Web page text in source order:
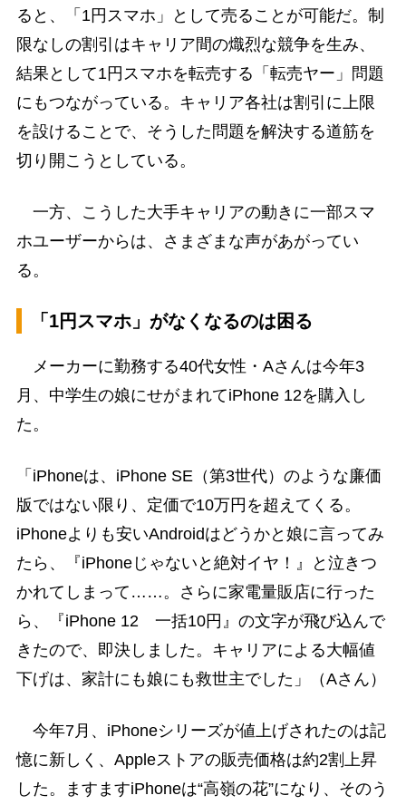
ると、「1円スマホ」として売ることが可能だ。制
限なしの割引はキャリア間の熾烈な競争を生み、
結果として1円スマホを転売する「転売ヤー」問題
にもつながっている。キャリア各社は割引に上限
を設けることで、そうした問題を解決する道筋を
切り開こうとしている。
一方、こうした大手キャリアの動きに一部スマ
ホユーザーからは、さまざまな声があがってい
る。
「1円スマホ」がなくなるのは困る
メーカーに勤務する40代女性・Aさんは今年3
月、中学生の娘にせがまれてiPhone 12を購入し
た。
「iPhoneは、iPhone SE（第3世代）のような廉価
版ではない限り、定価で10万円を超えてくる。
iPhoneよりも安いAndroidはどうかと娘に言ってみ
たら、『iPhoneじゃないと絶対イヤ！』と泣きつ
かれてしまって……。さらに家電量販店に行った
ら、『iPhone 12 一括10円』の文字が飛び込んで
きたので、即決しました。キャリアによる大幅値
下げは、家計にも娘にも救世主でした」（Aさん）
今年7月、iPhoneシリーズが値上げされたのは記
憶に新しく、Appleストアの販売価格は約2割上昇
した。ますますiPhoneは“高嶺の花”になり、そのう